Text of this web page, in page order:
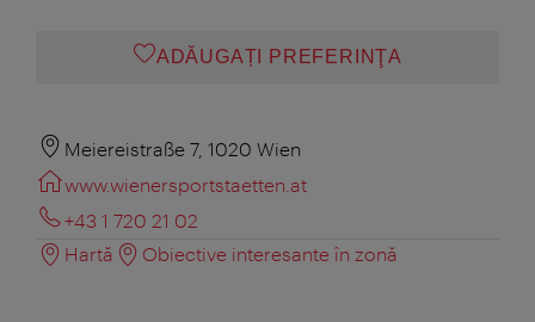
ADĂUGAȚI PREFERINŢA
Meiereistraße 7, 1020 Wien
www.wienersportstaetten.at
+43 1 720 21 02
Hartă
Obiective interesante în zonă